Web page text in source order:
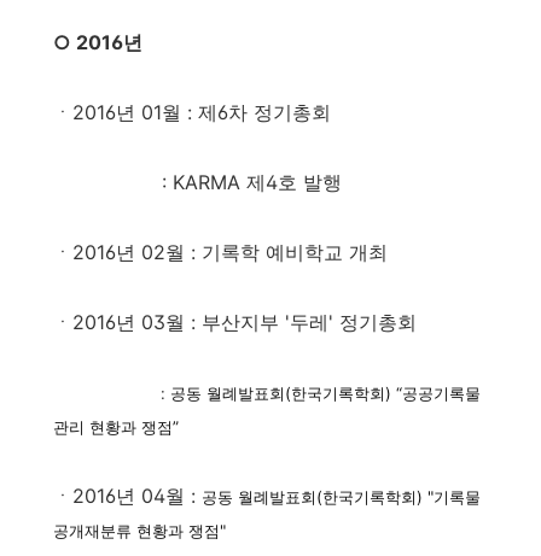
○ 2016년
ㆍ2016년 01월 : 제6차 정기총회
: KARMA 제4호 발행
ㆍ2016년 02월 : 기록학 예비학교 개최
ㆍ2016년 03월 : 부산지부 '두레' 정기총회
: 공동 월례발표회(한국기록학회) “공공기록물
관리 현황과 쟁점”
ㆍ2016년 04월 : 공동 월례발표회(한국기록학회) "기록물
공개재분류 현황과 쟁점"